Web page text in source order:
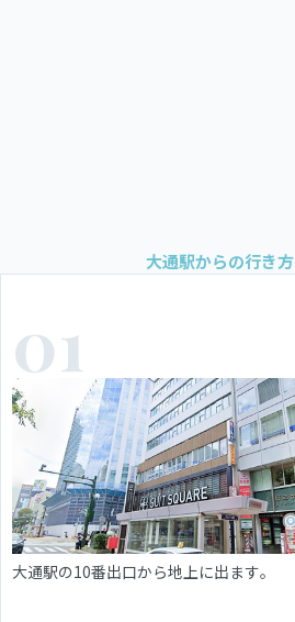
大通駅からの行き方
01
大通駅の10番出口から地上に出ます。